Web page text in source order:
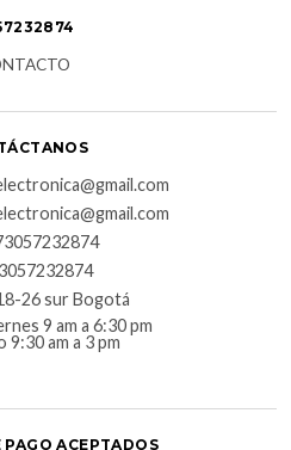
26 sur Bogotá
9 am a 6:30 pm
9:30 am a 3 pm
PAGO ACEPTADOS